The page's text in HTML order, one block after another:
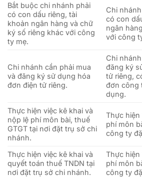
Bắt buộc chi nhánh phải
có con dấu riêng, tài
khoản ngân hàng và chữ
ký số riêng khác với công
ty mẹ.
Chi
có con
ngân
với công
Chi nhánh cần phải mua
và đăng ký sử dụng hóa
đơn điện tử riêng.
Chi
đăng ký
tử riêng,
đơn công
dụng.
Thực hiện việc kê khai và
nộp lệ phí môn bài, thuế
GTGT tại nơi đặt trụ sở chi
nhánh.
Thực hiện
phí môn
công ty
Thực hiện việc kê khai và
quyết toán thuế TNDN tại
nơi đặt trụ sở chi nhánh.
Thực hiện
phí môn
công ty